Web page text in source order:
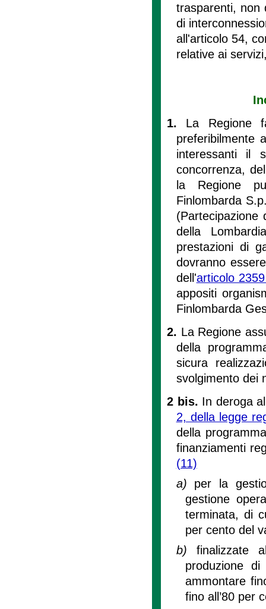
trasparenti, non
di
all'articolo 54,
relative ai
1. La Regione
preferibilmente
interessanti il
concorrenza,
la Regione
Finlombarda
(Partecipazione
della
prestazioni di
dovranno
dell'articolo
appositi
Finlombarda
2. La Regione
della
sicura
svolgimento dei
2 bis. In deroga
2, della legge
della
finanziamenti
(11)
a) per la
gestione
terminata, di
per cento del
b) finalizzate
produzione
ammontare
fino all’80 per